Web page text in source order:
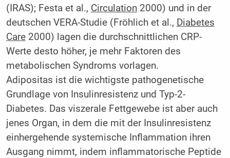
(IRAS); Festa et al., Circulation2000) und in der
deutschen VERA-Studie (Fröhlich et al., Diabetes
Care2000) lagen die durchschnittlichen CRP-
Werte desto höher, je mehr Faktoren des
metabolischen Syndroms vorlagen.
Adipositas ist die wichtigste pathogenetische
Grundlage von Insulinresistenz und Typ-2-
Diabetes. Das viszerale Fettgewebe ist aber auch
jenes Organ, in dem die mit der Insulinresistenz
einhergehende systemische Inflammation ihren
Ausgang nimmt, indem inflammatorische Peptide